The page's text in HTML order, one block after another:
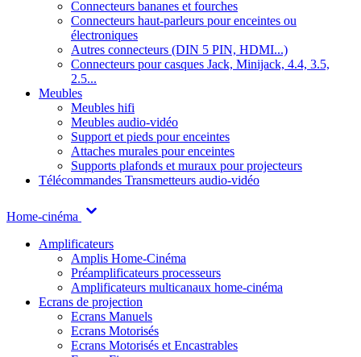
Connecteurs bananes et fourches
Connecteurs haut-parleurs pour enceintes ou
électroniques
Autres connecteurs (DIN 5 PIN, HDMI...)
Connecteurs pour casques Jack, Minijack, 4.4, 3.5,
2.5...
Meubles
Meubles hifi
Meubles audio-vidéo
Support et pieds pour enceintes
Attaches murales pour enceintes
Supports plafonds et muraux pour projecteurs
Télécommandes Transmetteurs audio-vidéo
Home-cinéma
Amplificateurs
Amplis Home-Cinéma
Préamplificateurs processeurs
Amplificateurs multicanaux home-cinéma
Ecrans de projection
Ecrans Manuels
Ecrans Motorisés
Ecrans Motorisés et Encastrables